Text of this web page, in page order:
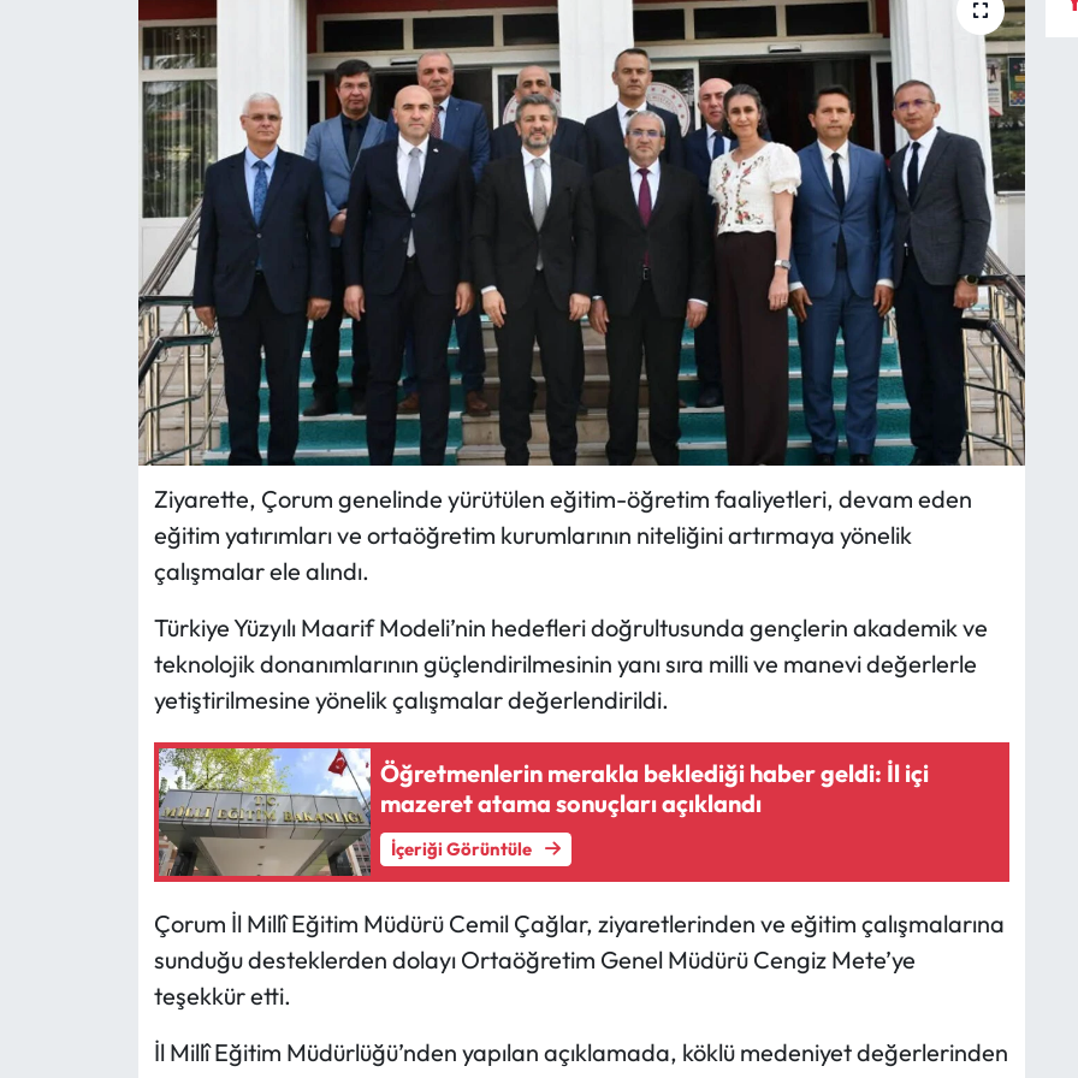
Ziyarette, Çorum genelinde yürütülen eğitim-öğretim faaliyetleri, devam eden
eğitim yatırımları ve ortaöğretim kurumlarının niteliğini artırmaya yönelik
çalışmalar ele alındı.
Türkiye Yüzyılı Maarif Modeli’nin hedefleri doğrultusunda gençlerin akademik ve
teknolojik donanımlarının güçlendirilmesinin yanı sıra milli ve manevi değerlerle
yetiştirilmesine yönelik çalışmalar değerlendirildi.
Öğretmenlerin merakla beklediği haber geldi: İl içi
mazeret atama sonuçları açıklandı
İçeriği Görüntüle
Çorum İl Millî Eğitim Müdürü Cemil Çağlar, ziyaretlerinden ve eğitim çalışmalarına
sunduğu desteklerden dolayı Ortaöğretim Genel Müdürü Cengiz Mete’ye
teşekkür etti.
İl Millî Eğitim Müdürlüğü’nden yapılan açıklamada, köklü medeniyet değerlerinden
Ekonomi
İskilip Haberleri
Kargı Haberleri
Kimdir?
Kültür Sanat
Laçin Haberleri
Oğuzlar Haberleri
Ortaköy Haberleri
Osmancık Haberleri
Otomotiv
Resmi Reklam